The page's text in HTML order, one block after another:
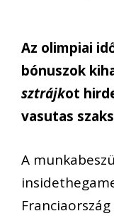
Az olimpiai
bónuszok
sztrájkot
vasutas
A